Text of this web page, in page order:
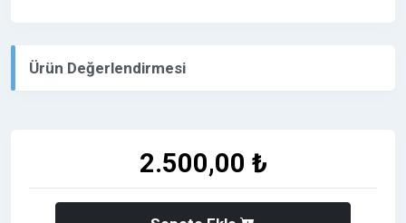
Ürün Değerlendirmesi
2.500,00 ₺